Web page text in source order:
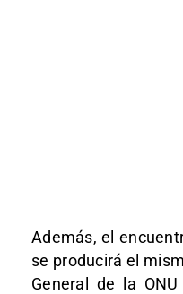
Además, el
se producirá el
General de la